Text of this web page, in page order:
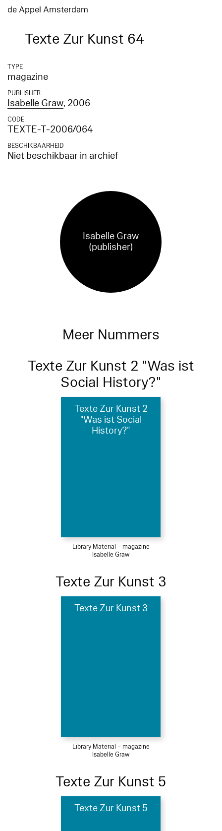
de Appel Amsterdam
Texte Zur Kunst 64
TYPE
magazine
PUBLISHER
Isabelle Graw, 2006
CODE
TEXTE-T-2006/064
BESCHIKBAARHEID
Niet beschikbaar in archief
Isabelle Graw
(publisher)
Meer Nummers
Texte Zur Kunst 2 "Was ist
Social History?"
Texte Zur Kunst 2
"Was ist Social
History?"
Library Material – magazine
Isabelle Graw
Texte Zur Kunst 3
Texte Zur Kunst 3
Library Material – magazine
Isabelle Graw
Texte Zur Kunst 5
Texte Zur Kunst 5